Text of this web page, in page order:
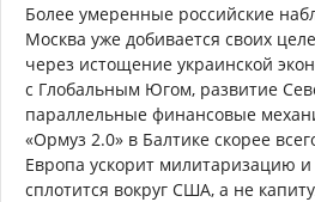
Более умеренные российские
Москва уже добивается своих
через истощение украинской
с Глобальным Югом, развитие
параллельные финансовые
«Ормуз 2.0» в Балтике скорее
Европа ускорит милитаризацию
сплотится вокруг США, а не